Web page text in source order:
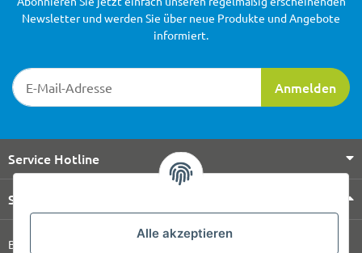
Alle akzeptieren
Newsletter-Registrierung
Anmelden
Newsletter und werden Sie über neue Produkte und Angebote
informiert.
Service Hotline
Shop Service
Barrierefreiheitserklärung